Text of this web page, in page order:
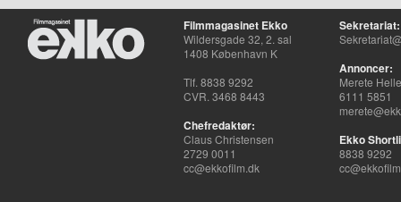
Filmmagasinet Ekko
Wildersgade 32, 2. sal
1408 København K
Tlf. 8838 9292
CVR. 3468 8443
Chefredaktør:
Claus Christensen
2729 0011
cc@ekkofilm.dk
Sekretariat:
Annoncer:
Merete
6111 5851
Ekko
8838 9292